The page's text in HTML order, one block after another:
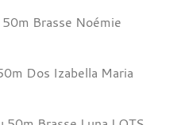
Brasse Noémie
Dos Izabella Maria